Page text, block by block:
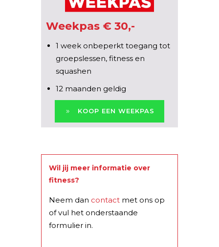
Weekpas € 30,-
1 week onbeperkt toegang tot
groepslessen, fitness en
squashen
12 maanden geldig
KOOP EEN WEEKPAS
Wil jij meer informatie over
fitness?
Neem dan contact met ons op
of vul het onderstaande
formulier in.